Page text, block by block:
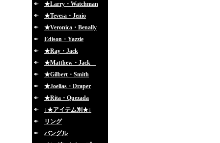
★Larry・Watchman
★Tevesa・Jenio
★Veronica・Benally
Edison・Yazzie
★Ray・Jack
★Matthew・Jack
★Gilbert・Smith
★Joelias・Draper
★Rita・Quezada
↓★アイテム別★↓
リング
バングル